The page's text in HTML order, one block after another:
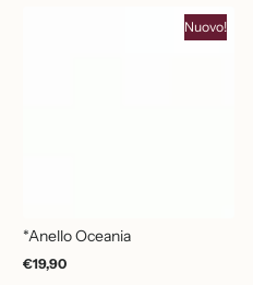
Nuovo!
*Anello Oceania
Prezzo
€19,90